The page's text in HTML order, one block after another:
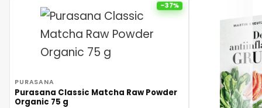
-37%
PURASANA
Purasana Classic Matcha Raw Powder
Organic 75 g